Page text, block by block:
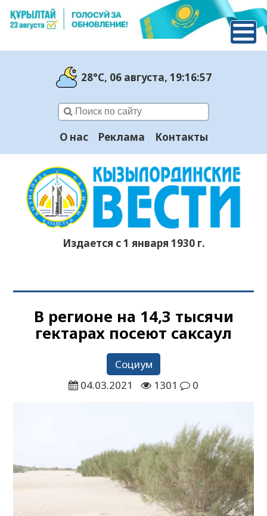
28°C, 06 августа, 19:16:58
О нас Реклама Контакты
Издается с 1 января 1930 г.
В регионе на 14,3 тысячи
гектарах посеют саксаул
Социум
04.03.2021
1301 0